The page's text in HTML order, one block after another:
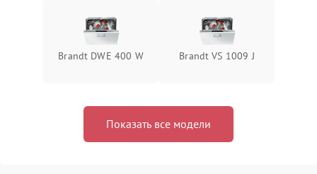
Brandt DWE 400 W Brandt VS 1009 J
Показать все модели